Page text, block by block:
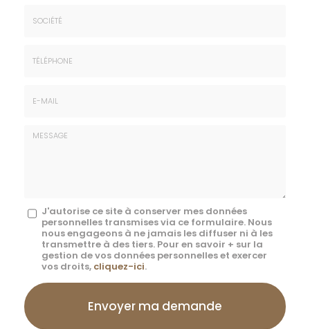
Message
J'autorise ce site à conserver mes données
personnelles transmises via ce formulaire. Nous
nous engageons à ne jamais les diffuser ni à les
transmettre à des tiers. Pour en savoir + sur la
gestion de vos données personnelles et exercer
vos droits, cliquez-ici.
Acceptation
RGPD
*
Envoyer ma demande